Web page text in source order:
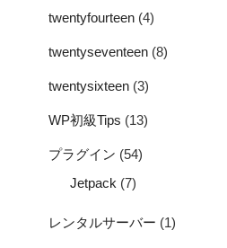
twentyfourteen (4)
twentyseventeen (8)
twentysixteen (3)
WP初級Tips (13)
プラグイン (54)
Jetpack (7)
レンタルサーバー (1)